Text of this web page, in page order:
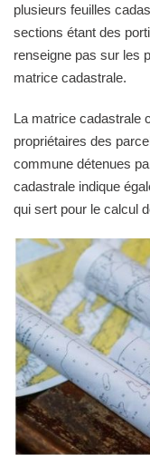
plusieurs feuilles
sections étant des
renseigne pas sur les
matrice cadastrale.
La matrice cadastrale
propriétaires des
commune détenues
cadastrale indique
qui sert pour le calcul